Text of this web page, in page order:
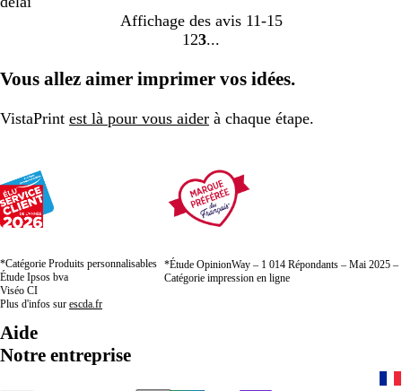
Affichage des avis 11-15
Accéder
la
1 Accéder
la
2 Accéder
la
3
Vous allez aimer imprimer vos idées.
VistaPrint est là pour vous aider à chaque étape.
*Catégorie Produits personnalisables
Étude Ipsos bva
Viséo CI
Plus d'infos sur escda.fr
*Étude OpinionWay – 1 014 Répondants – Mai 2025 –
Catégorie impression en ligne
Aide
Notre entreprise